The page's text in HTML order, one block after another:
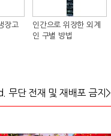
장고
인간으로 위장한 외계
인 구별 방법
단 전재 및 재배포 금지>